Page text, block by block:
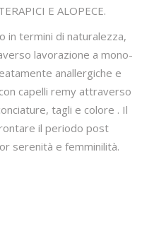
E ALOPECE.
in termini di naturalezza,
lavorazione a mono-
anallergiche e
capelli remy attraverso
tagli e colore . Il
il periodo post
serenità e femminilità.